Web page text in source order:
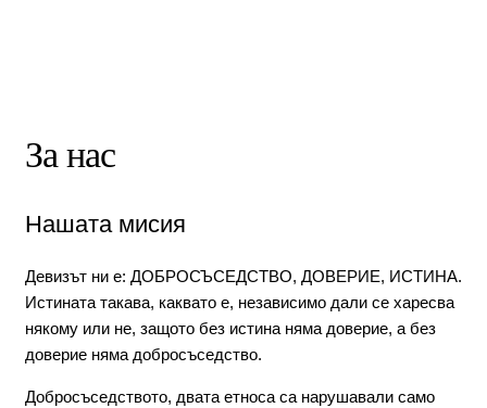
За нас
Нашата мисия
Девизът ни е: ДОБРОСЪСЕДСТВО, ДОВЕРИЕ, ИСТИНА.
Истината такава, каквато е, независимо дали се харесва
някому или не, защото без истина няма доверие, а без
доверие няма добросъседство.
Добросъседството, двата етноса са нарушавали само